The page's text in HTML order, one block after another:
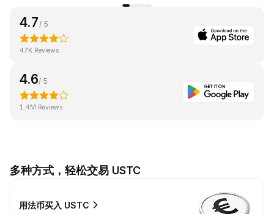
4.7/ 5
47K Reviews
4.6/ 5
1.4M Reviews
多种方式，轻松交易 USTC
用法币买入 USTC